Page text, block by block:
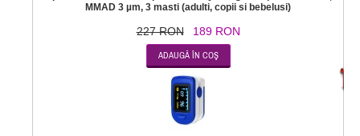
MMAD 3 µm, 3 masti (adulti, copii si bebelusi)
227 RON 189 RON